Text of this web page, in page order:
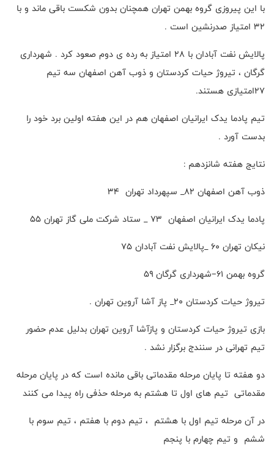
با این پیروزی گروه بهمن تهران همچنان بدون شکست باقی ماند و با
۳۲ امتیاز صدرنشین است .
پالایش نفت آبادان با ۲۸ امتیاز به رده ی دوم صعود کرد . شهرداری
گرگان ، تیروژ حیات کردستان و ذوب آهن اصفهان سه تیم
۲۷امتیازی هستند.
تیم پادما یدک ایرانیان اصفهان هم در این هفته اولین برد خود را
بدست آورد .
نتایج هفته شانزدهم :
ذوب آهن اصفهان ۸۲_ سپهرداد تهران ۳۴
پادما یدک ایرانیان اصفهان ۷۳ _ ستاد شرکت ملی گاز تهران ۵۵
نیکان تهران ۶۰ _پالایش نفت آبادان ۷۵
گروه بهمن ۶۱–شهرداری گرگان ۵۹
تیروژ حیات کردستان ۲۰_ پاز آشا آروین تهران .
بازی تیروژ حیات کردستان و پازآشا آروین تهران بدلیل عدم حضور
تیم تهرانی در سنندج برگزار نشد .
دو هفته تا پایان مرحله مقدماتی باقی مانده است که در پایان مرحله
مقدماتی تیم های اول تا هشتم به مرحله حذفی راه پیدا می کنند
در آن مرحله تیم اول با هشتم ، تیم دوم با هفتم ، تیم سوم با
ششم و تیم چهارم با پنجم